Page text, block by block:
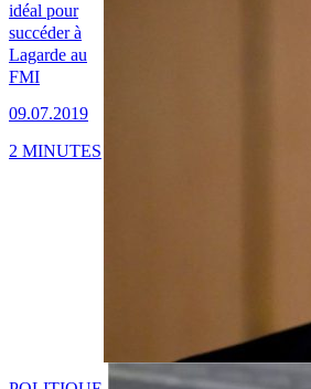
idéal pour
succéder à
Lagarde au
FMI
09.07.2019
2 MINUTES